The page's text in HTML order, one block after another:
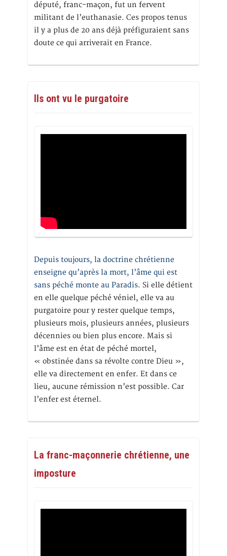
député, franc-maçon, fut un fervent
militant de l’euthanasie. Ces propos tenus
il y a plus de 20 ans déjà préfiguraient sans
doute ce qui arriverait en France.
Ils ont vu le purgatoire
Depuis toujours, la doctrine chrétienne
enseigne qu’après la mort, l’âme qui est
sans péché monte au Paradis. Si elle détient
en elle quelque péché véniel, elle va au
purgatoire pour y rester quelque temps,
plusieurs mois, plusieurs années, plusieurs
décennies ou bien plus encore. Mais si
l’âme est en état de péché mortel,
« obstinée dans sa révolte contre Dieu »,
elle va directement en enfer. Et dans ce
lieu, aucune rémission n’est possible. Car
l’enfer est éternel.
La franc-maçonnerie chrétienne, une
imposture